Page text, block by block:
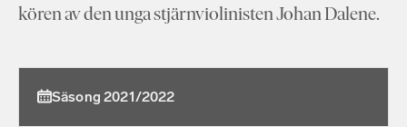
kören av den unga stjärnviolinisten Johan Dalene.
Säsong 2021/2022